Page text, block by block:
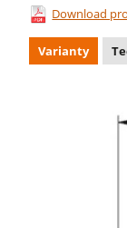
Download
Varianty